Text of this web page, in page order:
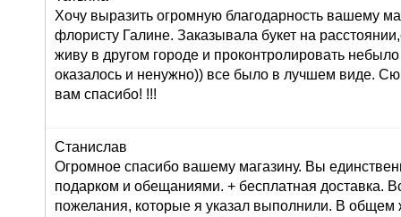
Хочу выразить огромную благодарность вашему
флористу Галине. Заказывала букет на
живу в другом городе и проконтролировать
оказалось и ненужно)) все было в лучшем виде.
вам спасибо! !!!
Станислав
Огромное спасибо вашему магазину. Вы
подарком и обещаниями. + бесплатная доставка.
пожелания, которые я указал выполнили. В общем